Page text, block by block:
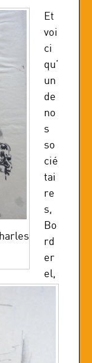
Et
voi
ci
qu’
un
de
no
s
so
cié
tai
re
s,
Bo
rd
er
el,